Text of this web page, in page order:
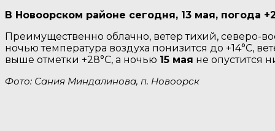
В Новоорском районе сегодня, 13 мая, погода
Преимущественно облачно, ветер тихий, северо-
ночью температура воздуха понизится до +14°C,
выше отметки +28°C, a ночью 15 мая не опустится
Фото: Сания Миндалинова, п. Новоорск